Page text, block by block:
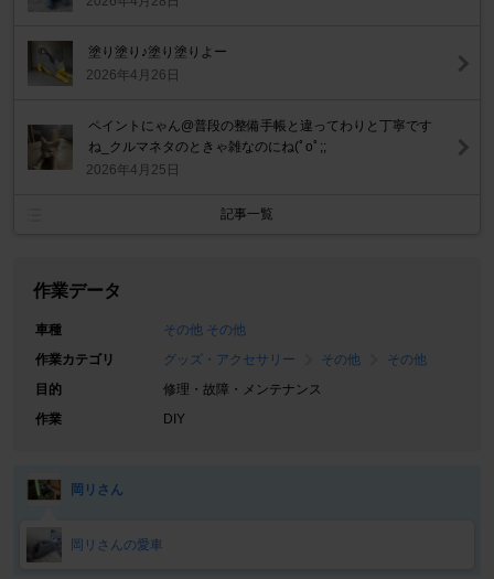
塗り塗り♪塗り塗りよー
2026年4月26日
ペイントにゃん@普段の整備手帳と違ってわりと丁寧です
ね_クルマネタのときゃ雑なのにね(ﾟoﾟ;;
2026年4月25日
記事一覧
作業データ
車種
その他 その他
作業カテゴリ
グッズ・アクセサリー その他
その他
目的
修理・故障・メンテナンス
作業
DIY
岡リさん
岡リさんの愛車